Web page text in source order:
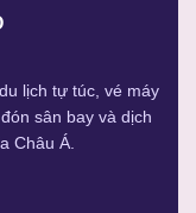
lịch tự túc, vé máy
sân bay và dịch
Châu Á.